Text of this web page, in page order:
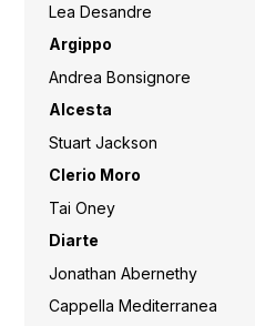
Lea Desandre
Argippo
Andrea Bonsignore
Alcesta
Stuart Jackson
Clerio Moro
Tai Oney
Diarte
Jonathan Abernethy
Cappella Mediterranea